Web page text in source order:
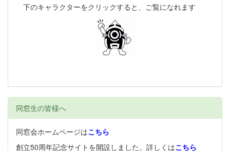
下のキャラクターをクリックすると、ご覧になれます
同窓生の皆様へ
同窓会ホームページはこちら
創立50周年記念サイトを開設しました。詳しくはこちら